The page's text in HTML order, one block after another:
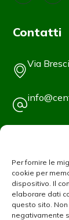
Per fornire le
cookie per
dispositivo. Il
elaborare dati
questo sito.
negativamente
Contatti
Via
Tel
Info Utili